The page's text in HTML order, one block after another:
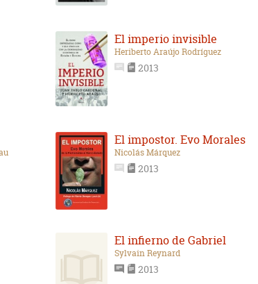
El imperio invisible
Heriberto Araújo Rodríguez
2013
El impostor. Evo Morales
Nicolás Márquez
2013
El infierno de Gabriel
Sylvain Reynard
2013